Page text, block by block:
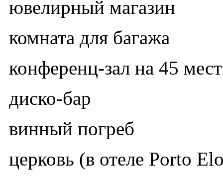
ювелирный магазин
комната для багажа
конференц-зал на 45 мест
диско-бар
винный погреб
церковь (в отеле Porto